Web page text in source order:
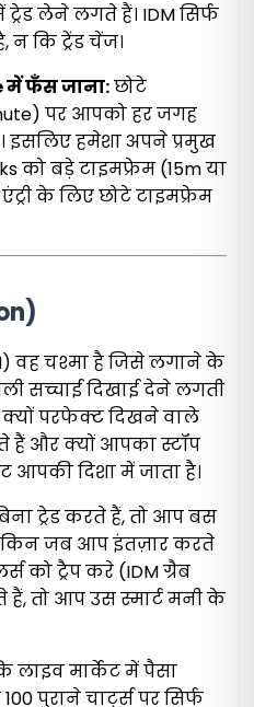
लेने लगते हैं। IDM सिर्फ
न कि ट्रेंड चेंज।
में फँस जाना:छोटे
पर आपको हर जगह
इसलिए हमेशा अपने प्रमुख
को बड़े टाइमफ्रेम (15m या
के लिए छोटे टाइमफ्रेम
वह चश्मा है जिसे लगाने के
सच्चाई दिखाई देने लगती
क्यों परफेक्ट दिखने वाले
हैं और क्यों आपका स्टॉप
आपकी दिशा में जाता है।
ट्रेड करते हैं, तो आप बस
जब आप इंतज़ार करते
को ट्रैप करे (IDM ग्रैब
तो आप उस स्मार्ट मनी के
लाइव मार्केट में पैसा
पुराने चार्ट्स पर सिर्फ